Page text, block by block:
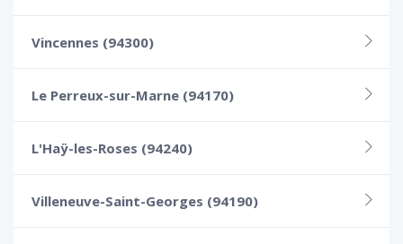
Vincennes (94300)
Le Perreux-sur-Marne (94170)
L'Haÿ-les-Roses (94240)
Villeneuve-Saint-Georges (94190)